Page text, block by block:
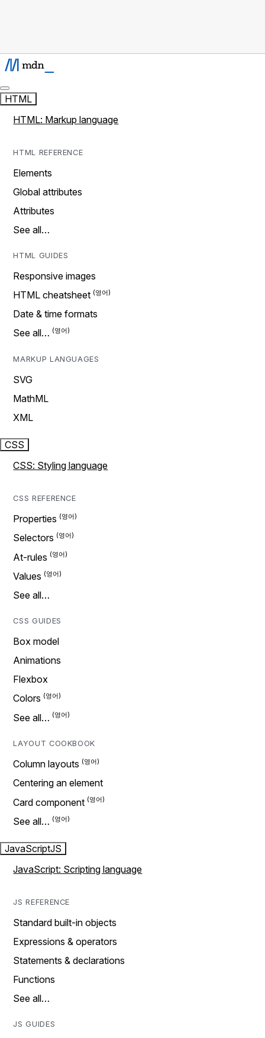
HTML
HTML: Markup language
HTML REFERENCE
Elements
Global attributes
Attributes
See all…
HTML GUIDES
Responsive images
HTML cheatsheet
Date & time formats
See all…
MARKUP LANGUAGES
SVG
MathML
XML
CSS
CSS: Styling language
CSS REFERENCE
Properties
Selectors
At-rules
Values
See all…
CSS GUIDES
Box model
Animations
Flexbox
Colors
See all…
LAYOUT COOKBOOK
Column layouts
Centering an element
Card component
See all…
JavaScriptJS
JavaScript: Scripting language
JS REFERENCE
Standard built-in objects
Expressions & operators
Statements & declarations
Functions
See all…
JS GUIDES